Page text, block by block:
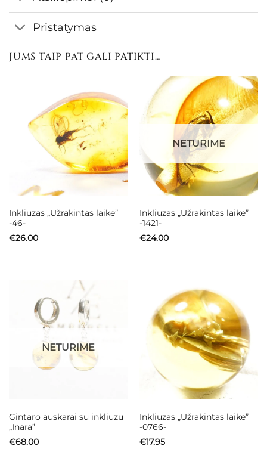
Pristatymas
JUMS TAIP PAT GALI PATIKTI…
Inkliuzas „Užrakintas laike”
-46-
€26.00
NETURIME
Inkliuzas „Užrakintas laike”
-1421-
€24.00
NETURIME
Gintaro auskarai su inkliuzu
„Inara”
€68.00
Inkliuzas „Užrakintas laike”
-0766-
€17.95